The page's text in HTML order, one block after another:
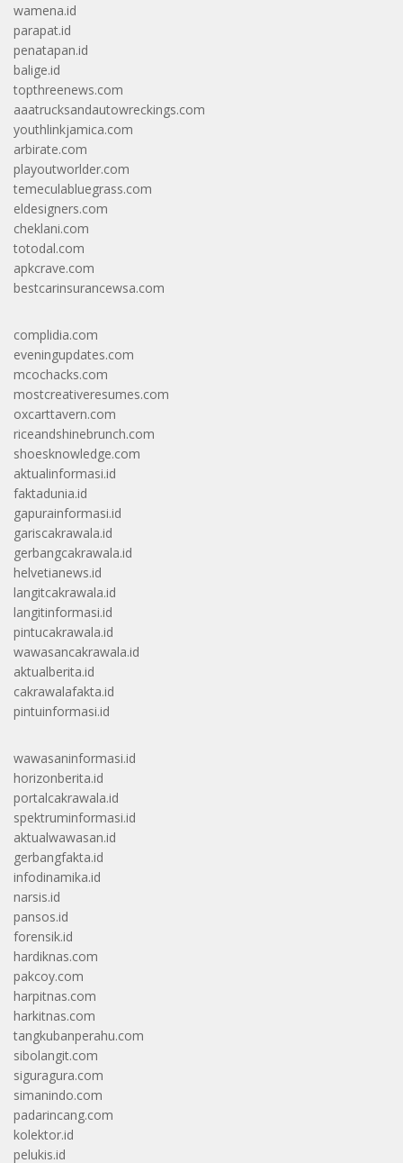
wamena.id
parapat.id
penatapan.id
balige.id
topthreenews.com
aaatrucksandautowreckings.com
youthlinkjamica.com
arbirate.com
playoutworlder.com
temeculabluegrass.com
eldesigners.com
cheklani.com
totodal.com
apkcrave.com
bestcarinsurancewsa.com
complidia.com
eveningupdates.com
mcochacks.com
mostcreativeresumes.com
oxcarttavern.com
riceandshinebrunch.com
shoesknowledge.com
aktualinformasi.id
faktadunia.id
gapurainformasi.id
gariscakrawala.id
gerbangcakrawala.id
helvetianews.id
langitcakrawala.id
langitinformasi.id
pintucakrawala.id
wawasancakrawala.id
aktualberita.id
cakrawalafakta.id
pintuinformasi.id
wawasaninformasi.id
horizonberita.id
portalcakrawala.id
spektruminformasi.id
aktualwawasan.id
gerbangfakta.id
infodinamika.id
narsis.id
pansos.id
forensik.id
hardiknas.com
pakcoy.com
harpitnas.com
harkitnas.com
tangkubanperahu.com
sibolangit.com
siguragura.com
simanindo.com
padarincang.com
kolektor.id
pelukis.id